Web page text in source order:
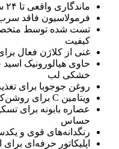
ماندگاری واقعی تا ۲۴ ساعت بدون نیاز به تمدید مکرر
فرمولاسیون فاقد
تست شده توسط
کیفیت
غنی از کلاژن فعال
حاوی هیالورونیک
خشکی لب
روغن جوجوبا برای
ویتامین C برای روشن‌کنندگی و بازسازی سلولی
عصاره بابونه برای
حساس
رنگدانه‌های قوی و
اپلیکاتور حرفه‌ای